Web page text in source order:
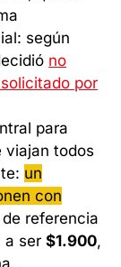
según
no
por
para
viajan todos
un
con
referencia
a ser$1.900,